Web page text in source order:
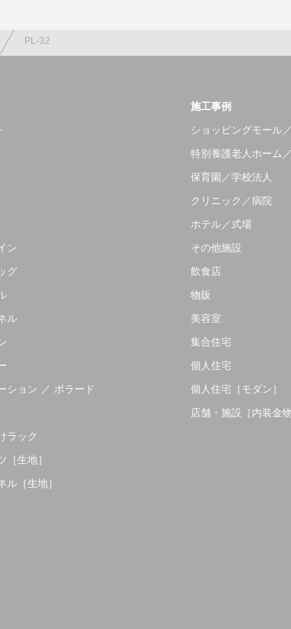
PL-32
ン
グ
ル
ション ／ ボラード
ラック
［生地］
ル［生地］
施工事例
ショッピングモール
特別養護老人ホーム
保育園／学校法人
クリニック／病院
ホテル／式場
その他施設
飲食店
物販
美容室
集合住宅
個人住宅
個人住宅［モダン］
店舗・施設［内装金物